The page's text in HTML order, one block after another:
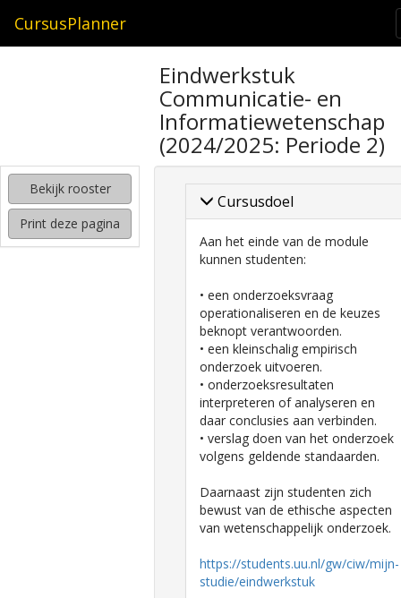
CursusPlanner
hoe
mijn
rooster
eruit
komt
Eindwerkstuk
Communicatie- en
Informatiewetenschap
(2024/2025: Periode 2)
Bekijk rooster
Print deze pagina
Cursusdoel
Aan het einde van de module
kunnen studenten:
• een onderzoeksvraag
operationaliseren en de keuzes
beknopt verantwoorden.
• een kleinschalig empirisch
onderzoek uitvoeren.
• onderzoeksresultaten
interpreteren of analyseren en
daar conclusies aan verbinden.
• verslag doen van het onderzoek
volgens geldende standaarden.
Daarnaast zijn studenten zich
bewust van de ethische aspecten
van wetenschappelijk onderzoek.
https://students.uu.nl/gw/ciw/mijn-
studie/eindwerkstuk